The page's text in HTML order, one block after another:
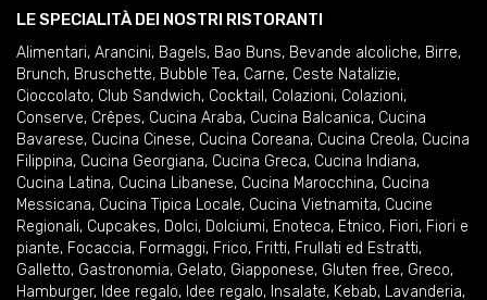
LE SPECIALITÀ DEI NOSTRI RISTORANTI
Alimentari, Arancini, Bagels, Bao Buns, Bevande alcoliche, Birre,
Brunch, Bruschette, Bubble Tea, Carne, Ceste Natalizie,
Cioccolato, Club Sandwich, Cocktail , Colazioni, Colazioni,
Conserve, Crêpes, Cucina Araba, Cucina Balcanica, Cucina
Bavarese, Cucina Cinese, Cucina Coreana, Cucina Creola, Cucina
Filippina, Cucina Georgiana, Cucina Greca, Cucina Indiana,
Cucina Latina, Cucina Libanese, Cucina Marocchina, Cucina
Messicana, Cucina Tipica Locale, Cucina Vietnamita, Cucine
Regionali, Cupcakes, Dolci, Dolciumi, Enoteca, Etnico, Fiori, Fiori e
piante, Focaccia, Formaggi, Frico, Fritti, Frullati ed Estratti,
Galletto, Gastronomia, Gelato, Giapponese, Gluten free, Greco,
Hamburger, Idee regalo, Idee regalo, Insalate, Kebab, Lavanderia,